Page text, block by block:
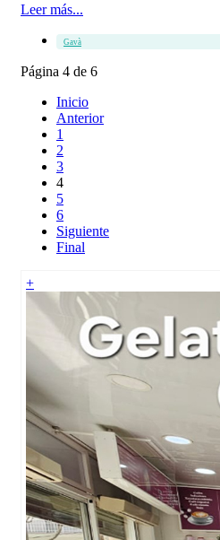
Leer más...
Gavà
Página 4 de 6
Inicio
Anterior
1
2
3
4
5
6
Siguiente
Final
+